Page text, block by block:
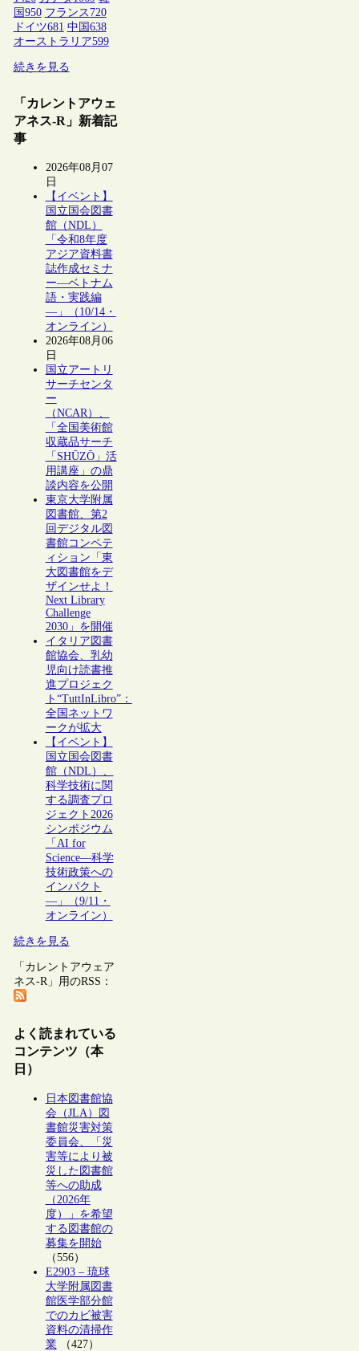
国950 フランス 720
ドイツ681 中国638
オーストラリア599
続きを見る
「カレントアウェ
アネス-R」新着記
事
2026年08月07
日
【イベント】
国立国会図書
館（NDL）
「令和8年度
アジア資料書
誌作成セミナ
ー―ベトナム
語・実践編
―」（10/14・
オンライン）
2026年08月06
日
国立アートリ
サーチセンタ
ー
（NCAR）、
「全国美術館
収蔵品サーチ
「SHŪZŌ」活
用講座」の鼎
談内容を公開
東京大学附属
図書館、第2
回デジタル図
書館コンペテ
ィション「東
大図書館をデ
ザインせよ！
Next Library
Challenge
2030」を開催
イタリア図書
館協会、乳幼
児向け読書推
進プロジェク
ト“TuttInLibro”：
全国ネットワ
ークが拡大
【イベント】
国立国会図書
館（NDL）、
科学技術に関
する調査プロ
ジェクト2026
シンポジウム
「AI for
Science―科学
技術政策への
インパクト
―」（9/11・
オンライン）
続きを見る
「カレントアウェア
ネス-R」用のRSS：
よく読まれている
コンテンツ（本
日）
日本図書館協
会（JLA）図
書館災害対策
委員会、「災
害等により被
災した図書館
等への助成
（2026年
度）」を希望
する図書館の
募集を開始
（556）
E2903 – 琉球
大学附属図書
館医学部分館
でのカビ被害
資料の清掃作
業（427）